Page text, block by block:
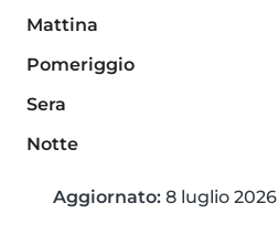
Mattina
Pomeriggio
Sera
Notte
Aggiornato: 8 luglio 2026